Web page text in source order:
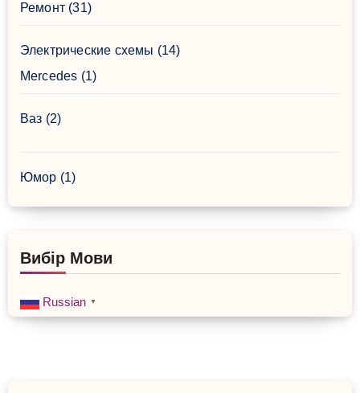
Ремонт(31)
Электрические схемы (14)
Mercedes (1)
Ваз (2)
Юмор (1)
Вибір Мови
Russian ▼